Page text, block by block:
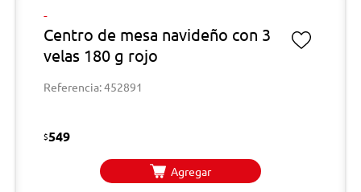
-
Centro de mesa navideño con 3
velas 180 g rojo
Referencia: 452891
$549
Agregar